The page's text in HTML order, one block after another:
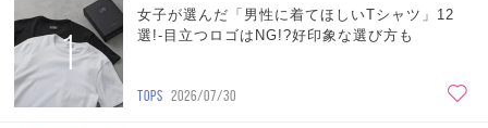
1
女子が選んだ「男性に着てほしいTシャツ」12
選!-目立つロゴはNG!?好印象な選び方も
TOPS 2026/07/30